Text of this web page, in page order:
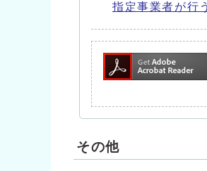
指定事業者が行
その他